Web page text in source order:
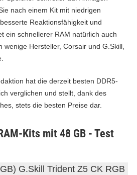
nach einem Kit mit niedrigen
Reaktionsfähigkeit und
ein schnellerer RAM natürlich auch
wenige Hersteller, Corsair und G.Skill,
hat die derzeit besten DDR5-
verglichen und stellt, dank des
stets die besten Preise dar.
Kits mit 48 GB - Test
G.Skill Trident Z5 CK RGB